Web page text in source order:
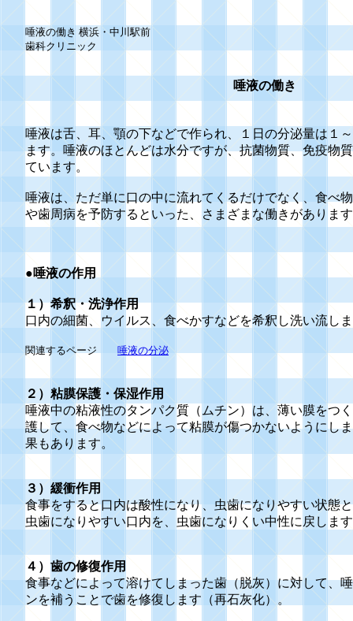
唾液の働き 横浜・中川駅前
歯科クリニック
唾液は舌、耳、顎の下などで作られ、１日の分泌量は１
ます。唾液のほとんどは水分ですが、抗菌物質、免疫物
ています。
唾液は、ただ単に口の中に流れてくるだけでなく、食べ
や歯周病を予防するといった、さまざまな働きがありま
●唾液の作用
１）希釈・洗浄作用
口内の細菌、ウイルス、食べかすなどを希釈し洗い流し
関連するページ 唾液の分泌
２）粘膜保護・保湿作用
唾液中の粘液性のタンパク質（ムチン）は、薄い膜をつ
護して、食べ物などによって粘膜が傷つかないようにし
果もあります。
３）緩衝作用
食事をすると口内は酸性になり、虫歯になりやすい状態
虫歯になりやすい口内を、虫歯になりくい中性に戻しま
４）歯の修復作用
食事などによって溶けてしまった歯（脱灰）に対して、
ンを補うことで歯を修復します（再石灰化）。
唾液の働き